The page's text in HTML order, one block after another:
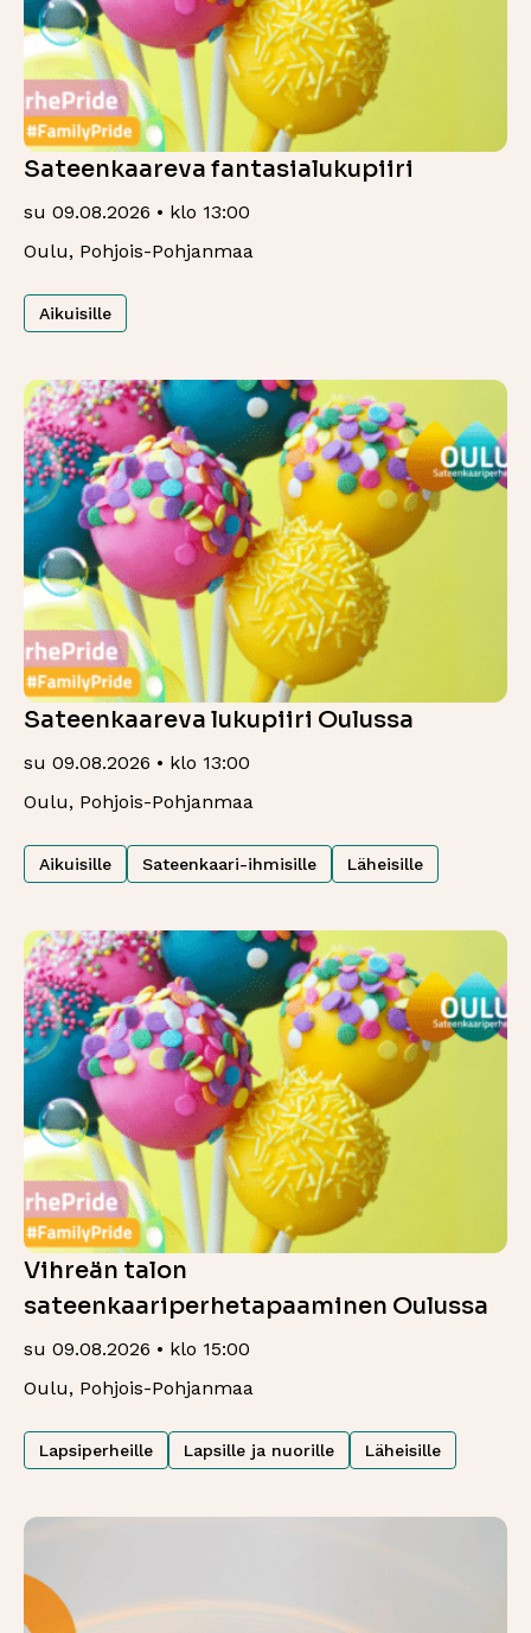
Sateenkaareva fantasialukupiiri
su 09.08.2026 • klo 13:00
Oulu, Pohjois-Pohjanmaa
Aikuisille
Sateenkaareva lukupiiri Oulussa
su 09.08.2026 • klo 13:00
Oulu, Pohjois-Pohjanmaa
Aikuisille Sateenkaari-ihmisille Läheisille
Vihreän talon
sateenkaariperhetapaaminen Oulussa
su 09.08.2026 • klo 15:00
Oulu, Pohjois-Pohjanmaa
Lapsiperheille Lapsille ja nuorille Läheisille